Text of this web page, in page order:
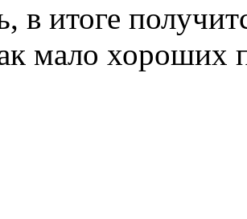
в итоге
мало хороших